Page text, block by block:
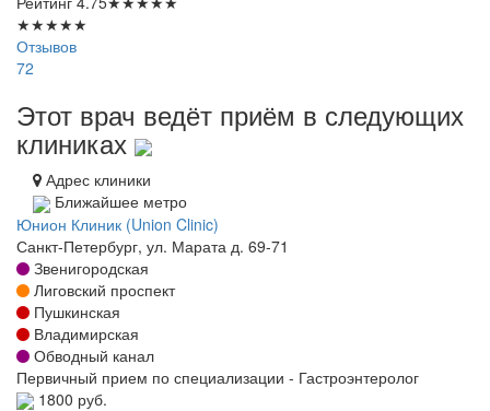
★★★★★
Отзывов
72
Этот врач ведёт приём в следующих
клиниках
Адрес клиники
Ближайшее метро
Юнион Клиник (Union Clinic)
Санкт-Петербург, ул. Марата д. 69-71
Звенигородская
Лиговский проспект
Пушкинская
Владимирская
Обводный канал
Первичный прием по специализации - Гастроэнтеролог
1800 руб.